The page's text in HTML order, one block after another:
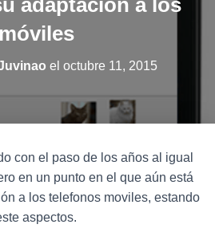
V
E
G
adaptación a los
móviles
el octubre 11, 2015
con el paso de los años al igual
en un punto en el que aún está
a los telefonos moviles, estando
aspectos.